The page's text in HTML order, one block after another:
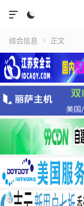


综合信息  正文